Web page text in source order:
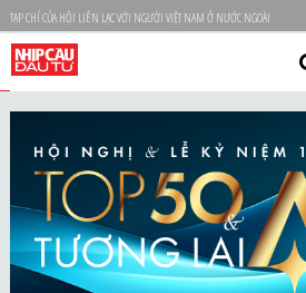
TẠP CHÍ CỦA HỘI LIÊN LẠC VỚI NGƯỜI VIỆT NAM Ở NƯỚC NGOÀI